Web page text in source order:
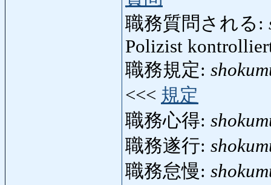
職務質問される:
Polizist
職務規定:
<<< 規定
職務心得:
職務遂行:
職務怠慢: